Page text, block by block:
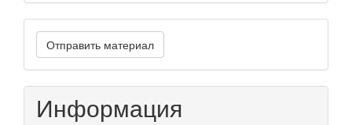
Отправить
материал
Отправить материал
Информация